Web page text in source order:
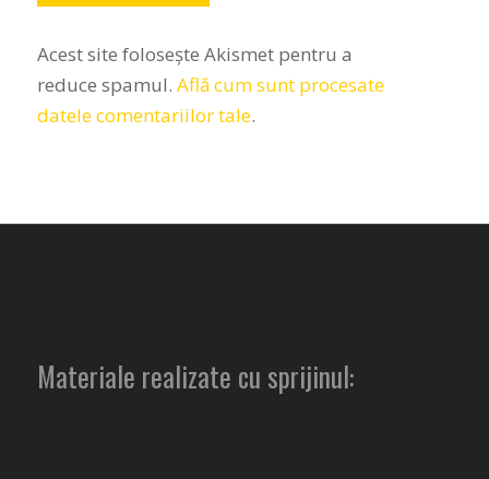
Acest site folosește Akismet pentru a
reduce spamul. Află cum sunt procesate
datele comentariilor tale.
Materiale realizate cu sprijinul: